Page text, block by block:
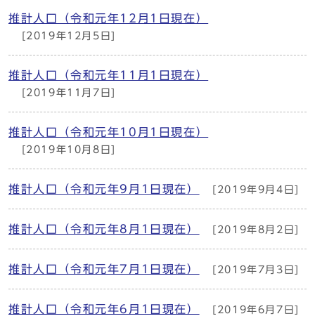
推計人口（令和元年12月1日現在）
[2019年12月5日]
推計人口（令和元年11月1日現在）
[2019年11月7日]
推計人口（令和元年10月1日現在）
[2019年10月8日]
推計人口（令和元年9月1日現在） [2019年9月4日]
推計人口（令和元年8月1日現在） [2019年8月2日]
推計人口（令和元年7月1日現在） [2019年7月3日]
推計人口（令和元年6月1日現在） [2019年6月7日]